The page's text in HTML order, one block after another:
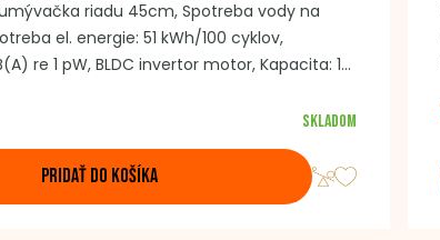
riadu 45cm, Spotreba vody na
el. energie: 51 kWh/100 cyklov,
re 1 pW, BLDC invertor motor, Kapacita: 10
Nerezový umývací priestor, AquaStop,
Skladom
PRIDAŤ DO KOŠÍKA